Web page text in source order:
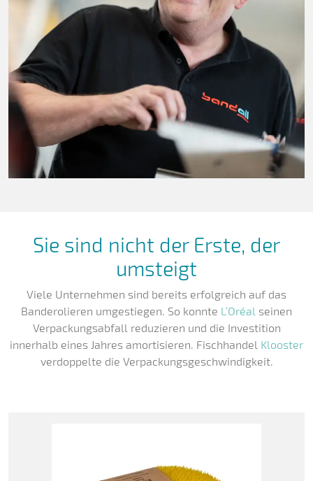
Sie sind nicht der Erste, der
umsteigt
Viele Unternehmen sind bereits erfolgreich auf das
Banderolieren umgestiegen. So konnte L’Oréal seinen
Verpackungsabfall reduzieren und die Investition
innerhalb eines Jahres amortisieren. Fischhandel Klooster
verdoppelte die Verpackungsgeschwindigkeit.